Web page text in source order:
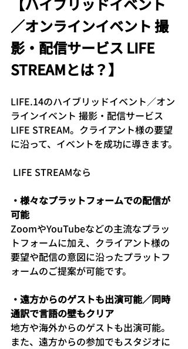
／オンラインイベント 撮
影・配信サービス LIFE
STREAMとは？】
LIFE.14のハイブリッドイベント／オン
ラインイベント 撮影・配信サービス
LIFE STREAM。クライアント様の要望
に沿って、イベントを成功に導きます。
LIFE STREAMなら
・様々なプラットフォームでの配信が
可能
ZoomやYouTubeなどの主流なプラッ
トフォームに加え、クライアント様の
要望や配信の意図に沿ったプラットフ
ォームのご提案が可能です。
・遠方からのゲストも出演可能／同時
通訳で言語の壁もクリア
地方や海外からのゲストも出演可能。
また、遠方からの参加でもスタジオに